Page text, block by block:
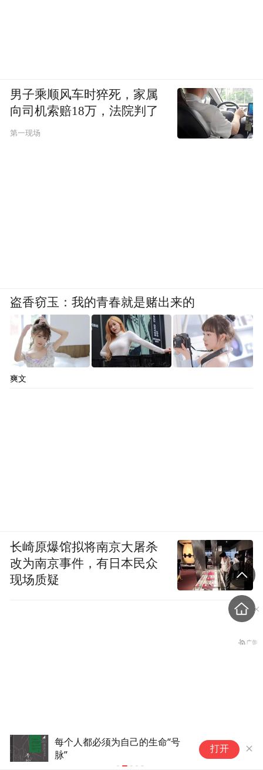
每个人都必须为自己的生命“号
脉”
打开
男子乘顺风车时猝死，家属
向司机索赔18万，法院判了
第一现场
盗香窃玉：我的青春就是赌出来的
爽文
长崎原爆馆拟将南京大屠杀
改为南京事件，有日本民众
现场质疑
台湾真正的危机，是活在政